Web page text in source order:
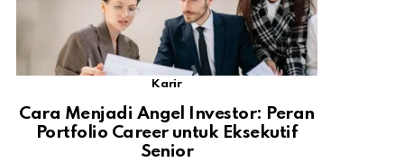
Karir
Cara Menjadi Angel Investor: Peran
Portfolio Career untuk Eksekutif
Senior